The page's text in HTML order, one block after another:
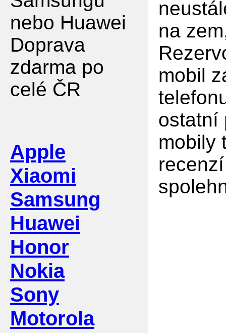
nebo Huawei
Doprava
zdarma po
celé ČR
Apple
Xiaomi
Samsung
Huawei
Honor
Nokia
Sony
Motorola
na
mobil
ostatní
mobily